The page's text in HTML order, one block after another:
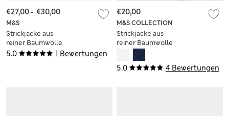
5.0 1 Bewertungen
M&S
Strickjacke aus
reiner Baumwolle
(0–5 Jahre)
€27,00- €30,00
5.0 4 Bewertungen
M&S COLLECTION
Strickjacke aus
reiner Baumwolle
mit Strukturmuster
(0–3 Jahr)
€20,00